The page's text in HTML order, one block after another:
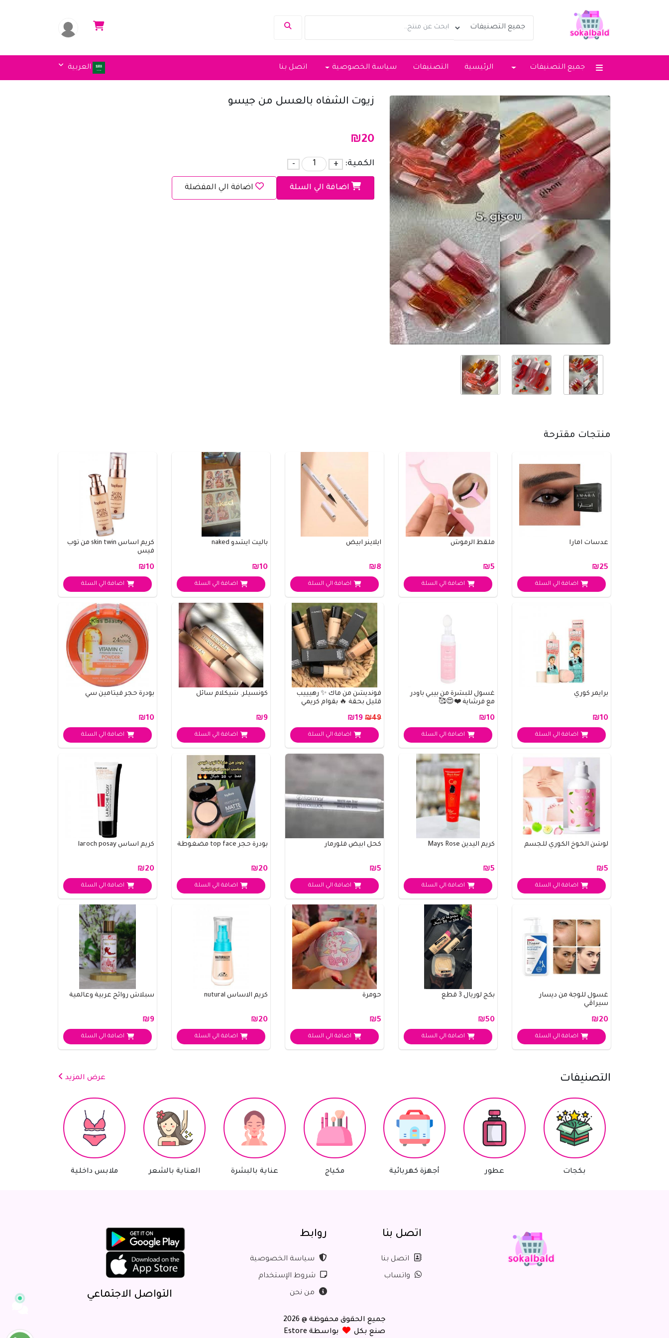
جميع التصنيفات الرئيسية التصنيفات سياسة الخصوصية اتصل بنا العربية
زيوت الشفاه بالعسل من جيسو
₪20
الكمية: +
-
اضافة الي السلة اضافة الي المفضلة
منتجات مقترحة
عدسات امارا
₪25
اضافة الي السلة
ملقط الرموش
₪5
اضافة الي السلة
ايلاينر ابيض
₪8
اضافة الي السلة
باليت ايشدو naked
₪10
اضافة الي السلة
كريم اساس skin twin من توب
فيس
₪10
اضافة الي السلة
برايمر كوري
₪10
اضافة الي السلة
غسول للبشرة من بيبي باودر
مع فرشاية ❤️😍🥰
₪10
اضافة الي السلة
فونديشن من ماك ✨ رهيييب
قليل بحقة 🔥 بقوام كريمي
₪49
اضافة الي السلة
كونسيلر. شيكلام سائل
₪9
اضافة الي السلة
بودرة حجر فيتامين سي
₪10
اضافة الي السلة
لوشن الخوخ الكوري للجسم
₪5
اضافة الي السلة
كريم اليدين Mays Rose
₪5
اضافة الي السلة
كحل ابيض فلورمار
₪5
اضافة الي السلة
بودرة حجر top face مضغوطة
₪20
اضافة الي السلة
كريم اساس laroch posay
₪20
اضافة الي السلة
غسول للوجة من ديسار
سيراڤي
₪20
اضافة الي السلة
بكج لوريال 3 قطع
₪50
اضافة الي السلة
حومرة
₪5
اضافة الي السلة
كريم الاساس nutural
₪20
اضافة الي السلة
سبلاش روائح عربية وعالمية
₪9
اضافة الي السلة
التصنيفات عرض المزيد
بكجات عطور أجهزة كهربائية مكياج عناية بالبشرة العناية بالشعر ملابس داخلية
مساعد سوق البلد
اتصل بنا
اتصل بنا
واتساب
روابط
سياسة الخصوصية
شروط الإستخدام
من نحن التواصل الاجتماعي
جميع الحقوق محفوظة @ 2026
صنع بكل
بواسطة Estore